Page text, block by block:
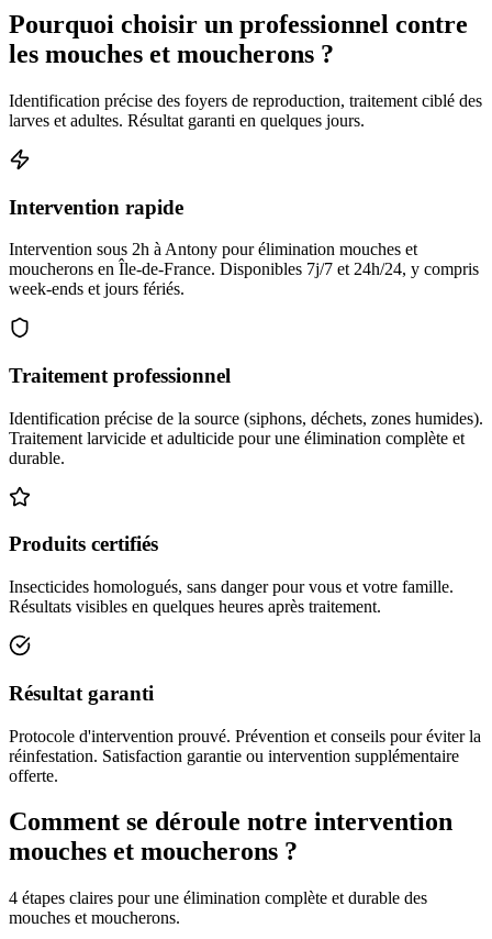
Pourquoi choisir un professionnel contre
les mouches et moucherons ?
Identification précise des foyers de reproduction, traitement ciblé des
larves et adultes. Résultat garanti en quelques jours.
Intervention rapide
Intervention sous 2h à Antony pour élimination mouches et
moucherons en Île-de-France. Disponibles 7j/7 et 24h/24, y compris
week-ends et jours fériés.
Traitement professionnel
Identification précise de la source (siphons, déchets, zones humides).
Traitement larvicide et adulticide pour une élimination complète et
durable.
Produits certifiés
Insecticides homologués, sans danger pour vous et votre famille.
Résultats visibles en quelques heures après traitement.
Résultat garanti
Protocole d'intervention prouvé. Prévention et conseils pour éviter la
réinfestation. Satisfaction garantie ou intervention supplémentaire
offerte.
Comment se déroule notre intervention
mouches et moucherons ?
4 étapes claires pour une élimination complète et durable des
mouches et moucherons.